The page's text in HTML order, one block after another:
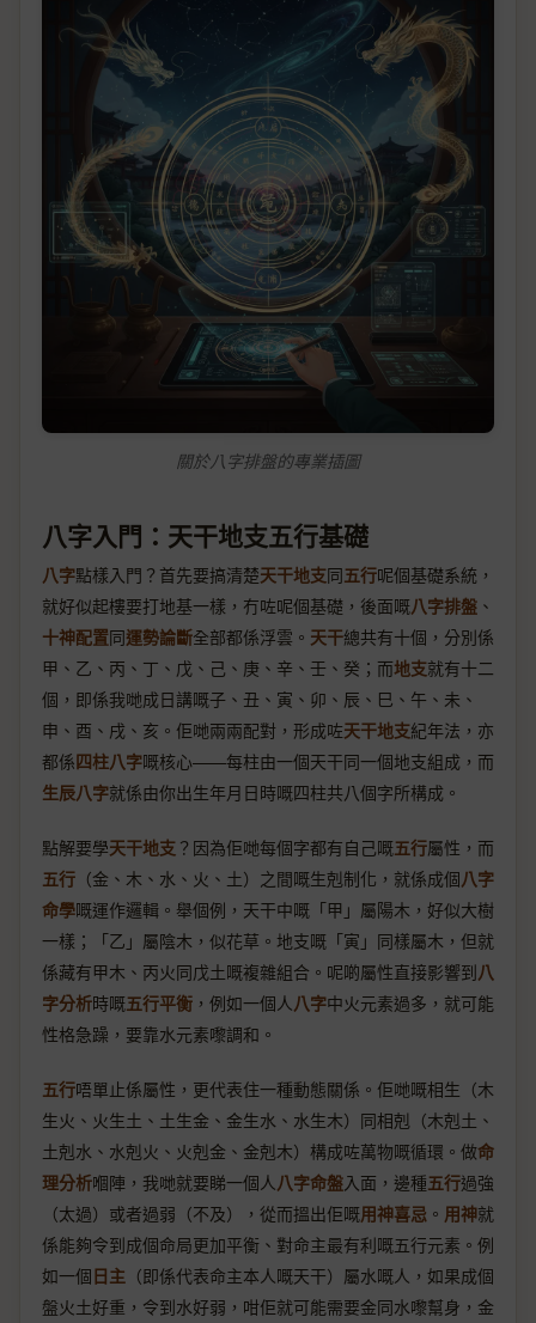
關於八字排盤的專業插圖
八字入門：天干地支五行基礎
八字點樣入門？首先要搞清楚天干地支同五行呢個基礎系統，
就好似起樓要打地基一樣，冇咗呢個基礎，後面嘅八字排盤 、
十神配置同運勢論斷全部都係浮雲。 天干總共有十個，分別係
甲、乙、丙、丁、戊、己、庚、辛、壬、癸；而地支就有十二
個，即係我哋成日講嘅子、丑、寅、卯、辰、巳、午、未、
申、酉、戌、亥。佢哋兩兩配對，形成咗天干地支紀年法，亦
都係四柱八字嘅核心——每柱由一個天干同一個地支組成，而
生辰八字就係由你出生年月日時嘅四柱共八個字所構成。
點解要學天干地支 ？因為佢哋每個字都有自己嘅五行屬性，而
五行 （金、木、水、火、土）之間嘅生剋制化，就係成個八字
命學嘅運作邏輯。舉個例，天干中嘅「甲」屬陽木，好似大樹
一樣；「乙」屬陰木，似花草。地支嘅「寅」同樣屬木，但就
係藏有甲木、丙火同戊土嘅複雜組合。呢啲屬性直接影響到八
字分析時嘅五行平衡 ，例如一個人八字中火元素過多，就可能
性格急躁，要靠水元素嚟調和。
五行唔單止係屬性，更代表住一種動態關係。佢哋嘅相生（木
生火、火生土、土生金、金生水、水生木）同相剋（木剋土、
土剋水、水剋火、火剋金、金剋木）構成咗萬物嘅循環。做命
理分析嗰陣，我哋就要睇一個人八字命盤入面，邊種五行過強
（太過）或者過弱（不及），從而搵出佢嘅用神喜忌 。 用神就
係能夠令到成個命局更加平衡、對命主最有利嘅五行元素。例
如一個日主 （即係代表命主本人嘅天干）屬水嘅人，如果成個
盤火土好重，令到水好弱，咁佢就可能需要金同水嚟幫身，金